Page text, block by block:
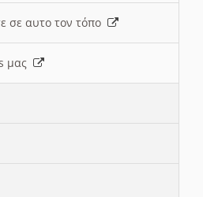
σε αυτο τον τόπο
μας